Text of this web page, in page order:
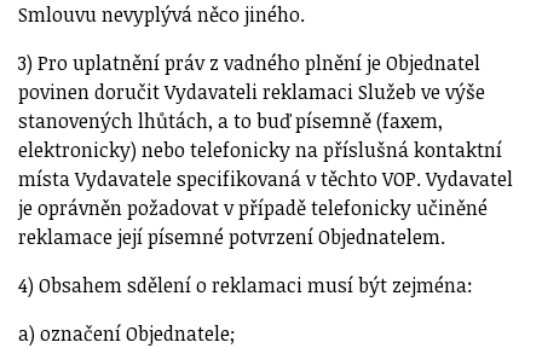
Smlouvu nevyplývá něco jiného.
3) Pro uplatnění práv z vadného plnění je Objednatel
povinen doručit Vydavateli reklamaci Služeb ve výše
stanovených lhůtách, a to buď písemně (faxem,
elektronicky) nebo telefonicky na příslušná kontaktní
místa Vydavatele specifikovaná v těchto VOP. Vydavatel
je oprávněn požadovat v případě telefonicky učiněné
reklamace její písemné potvrzení Objednatelem.
4) Obsahem sdělení o reklamaci musí být zejména:
a) označení Objednatele;